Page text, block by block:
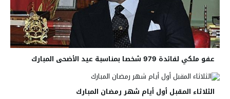
عفو ملكي لفائدة 979 شخصا بمناسبة عيد الأضحى المبارك
الثلاثاء المقبل أول أيام شهر رمضان المبارك